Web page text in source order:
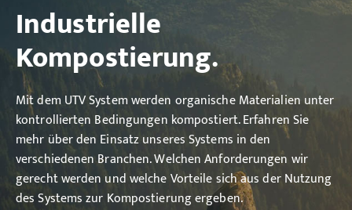
Industrielle
Kompostierung.
Mit dem UTV System werden organische Materialien unter
kontrollierten Bedingungen kompostiert. Erfahren Sie
mehr über den Einsatz unseres Systems in den
verschiedenen Branchen. Welchen Anforderungen wir
gerecht werden und welche Vorteile sich aus der Nutzung
des Systems zur Kompostierung ergeben.